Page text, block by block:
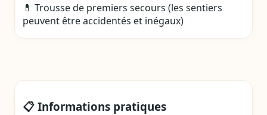
💊 Trousse de premiers secours (les sentiers
peuvent être accidentés et inégaux)
📋 Informations pratiques